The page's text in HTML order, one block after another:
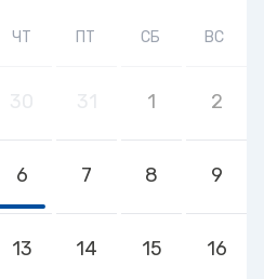
ЧТ ПТ СБ ВС
1 2
6 7 8 9
13 14 15 16